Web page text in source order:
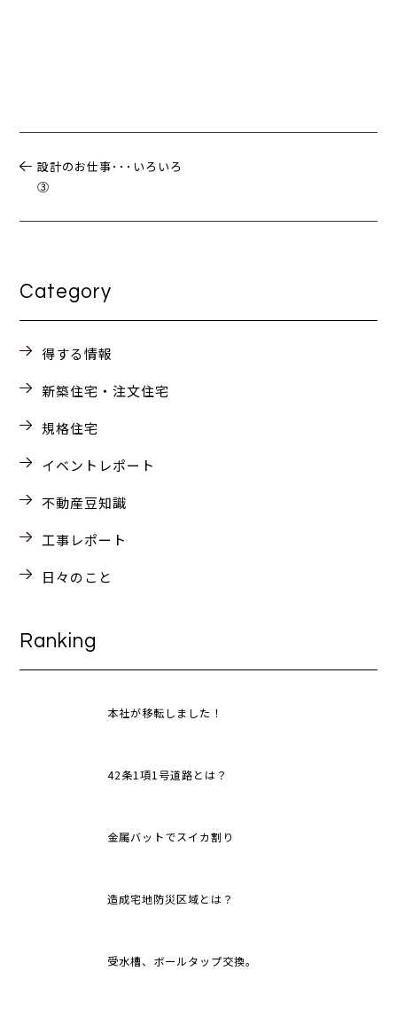
設計のお仕事･･･いろいろ
③
Category
得する情報
新築住宅・注文住宅
規格住宅
イベントレポート
不動産豆知識
工事レポート
日々のこと
Ranking
本社が移転しました！
42条1項1号道路とは？
金属バットでスイカ割り
造成宅地防災区域とは？
受水槽、ボールタップ交換。